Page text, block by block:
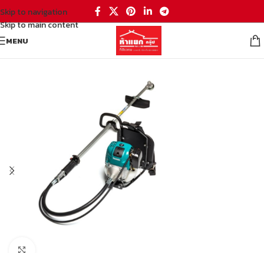
Skip to navigation
Skip to main content
MENU
เครื่องมือทำสวน